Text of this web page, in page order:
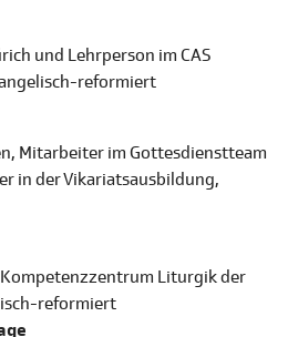
und Lehrperson im CAS
reformiert
Mitarbeiter im Gottesdienstteam
in der Vikariatsausbildung,
Liturgik der
reformiert